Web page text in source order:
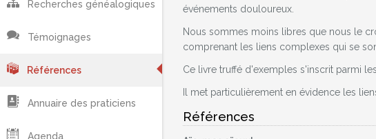
Recherches généalogiques
Témoignages
Références
Annuaire des praticiens
Agenda
événements douloureux.
Nous sommes moins libres que nous le
comprenant les liens complexes qui se
Ce livre truffé d'exemples s'inscrit parmi
Il met particulièrement en évidence les
Références